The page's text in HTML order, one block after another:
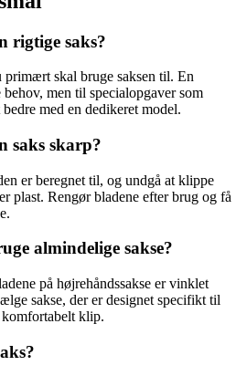
rigtige saks?
primært skal bruge saksen til. En
men til specialopgaver som
med en dedikeret model.
saks skarp?
er beregnet til, og undgå at klippe
plast. Rengør bladene efter brug og få
almindelige sakse?
på højrehåndssakse er vinklet
sakse, der er designet specifikt til
komfortabelt klip.